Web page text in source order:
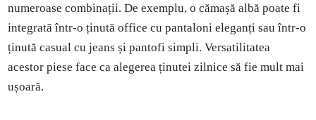
numeroase combinații. De exemplu, o cămașă albă poate fi
integrată într-o ținută office cu pantaloni eleganți sau într-o
ținută casual cu jeans și pantofi simpli. Versatilitatea
acestor piese face ca alegerea ținutei zilnice să fie mult mai
ușoară.